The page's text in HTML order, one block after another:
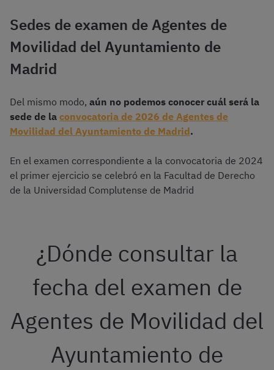
Sedes de examen de Agentes de
Movilidad del Ayuntamiento de
Madrid
Del mismo modo, aún no podemos conocer cuál será la
sede de la convocatoria de 2026 de Agentes de
Movilidad del Ayuntamiento de Madrid.
En el examen correspondiente a la convocatoria de 2024
el primer ejercicio se celebró en la Facultad de Derecho
de la Universidad Complutense de Madrid
¿Dónde consultar la
fecha del examen de
Agentes de Movilidad del
Ayuntamiento de